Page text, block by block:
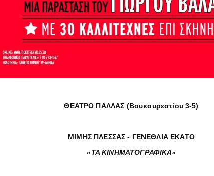
ΘΕΑΤΡΟ ΠΑΛΛΑΣ (Βουκουρεστίου 3-5)
ΜΙΜΗΣ ΠΛΕΣΣΑΣ - ΓΕΝΕΘΛΙΑ ΕΚΑΤΟ
«ΤΑ ΚΙΝΗΜΑΤΟΓΡΑΦΙΚΑ»